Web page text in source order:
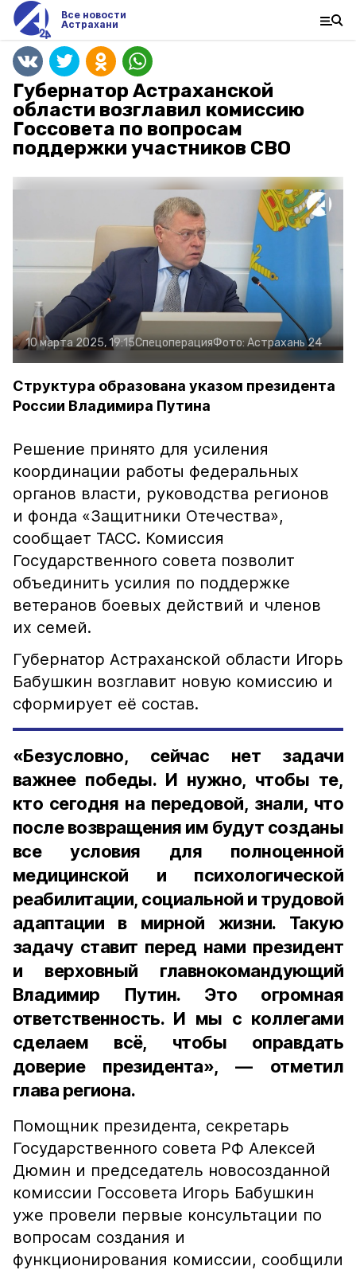
Все новости
Астрахани
Губернатор Астраханской
области возглавил комиссию
Госсовета по вопросам
поддержки участников СВО
10 марта 2025, 19:15СпецоперацияФото:Астрахань 24
Структура образована указом президента
России Владимира Путина
Решение принято для усиления
координации работы федеральных
органов власти, руководства регионов
и фонда «Защитники Отечества»,
сообщает ТАСС. Комиссия
Государственного совета позволит
объединить усилия по поддержке
ветеранов боевых действий и членов
их семей.
Губернатор Астраханской области Игорь
Бабушкин возглавит новую комиссию и
сформирует её состав.
«Безусловно, сейчас нет задачи
важнее победы. И нужно, чтобы те,
кто сегодня на передовой, знали, что
после возвращения им будут созданы
все условия для полноценной
медицинской и психологической
реабилитации, социальной и трудовой
адаптации в мирной жизни. Такую
задачу ставит перед нами президент
и верховный главнокомандующий
Владимир Путин. Это огромная
ответственность. И мы с коллегами
сделаем всё, чтобы оправдать
доверие президента», — отметил
глава региона.
Помощник президента, секретарь
Государственного совета РФ Алексей
Дюмин и председатель новосозданной
комиссии Госсовета Игорь Бабушкин
уже провели первые консультации по
вопросам создания и
функционирования комиссии, сообщили